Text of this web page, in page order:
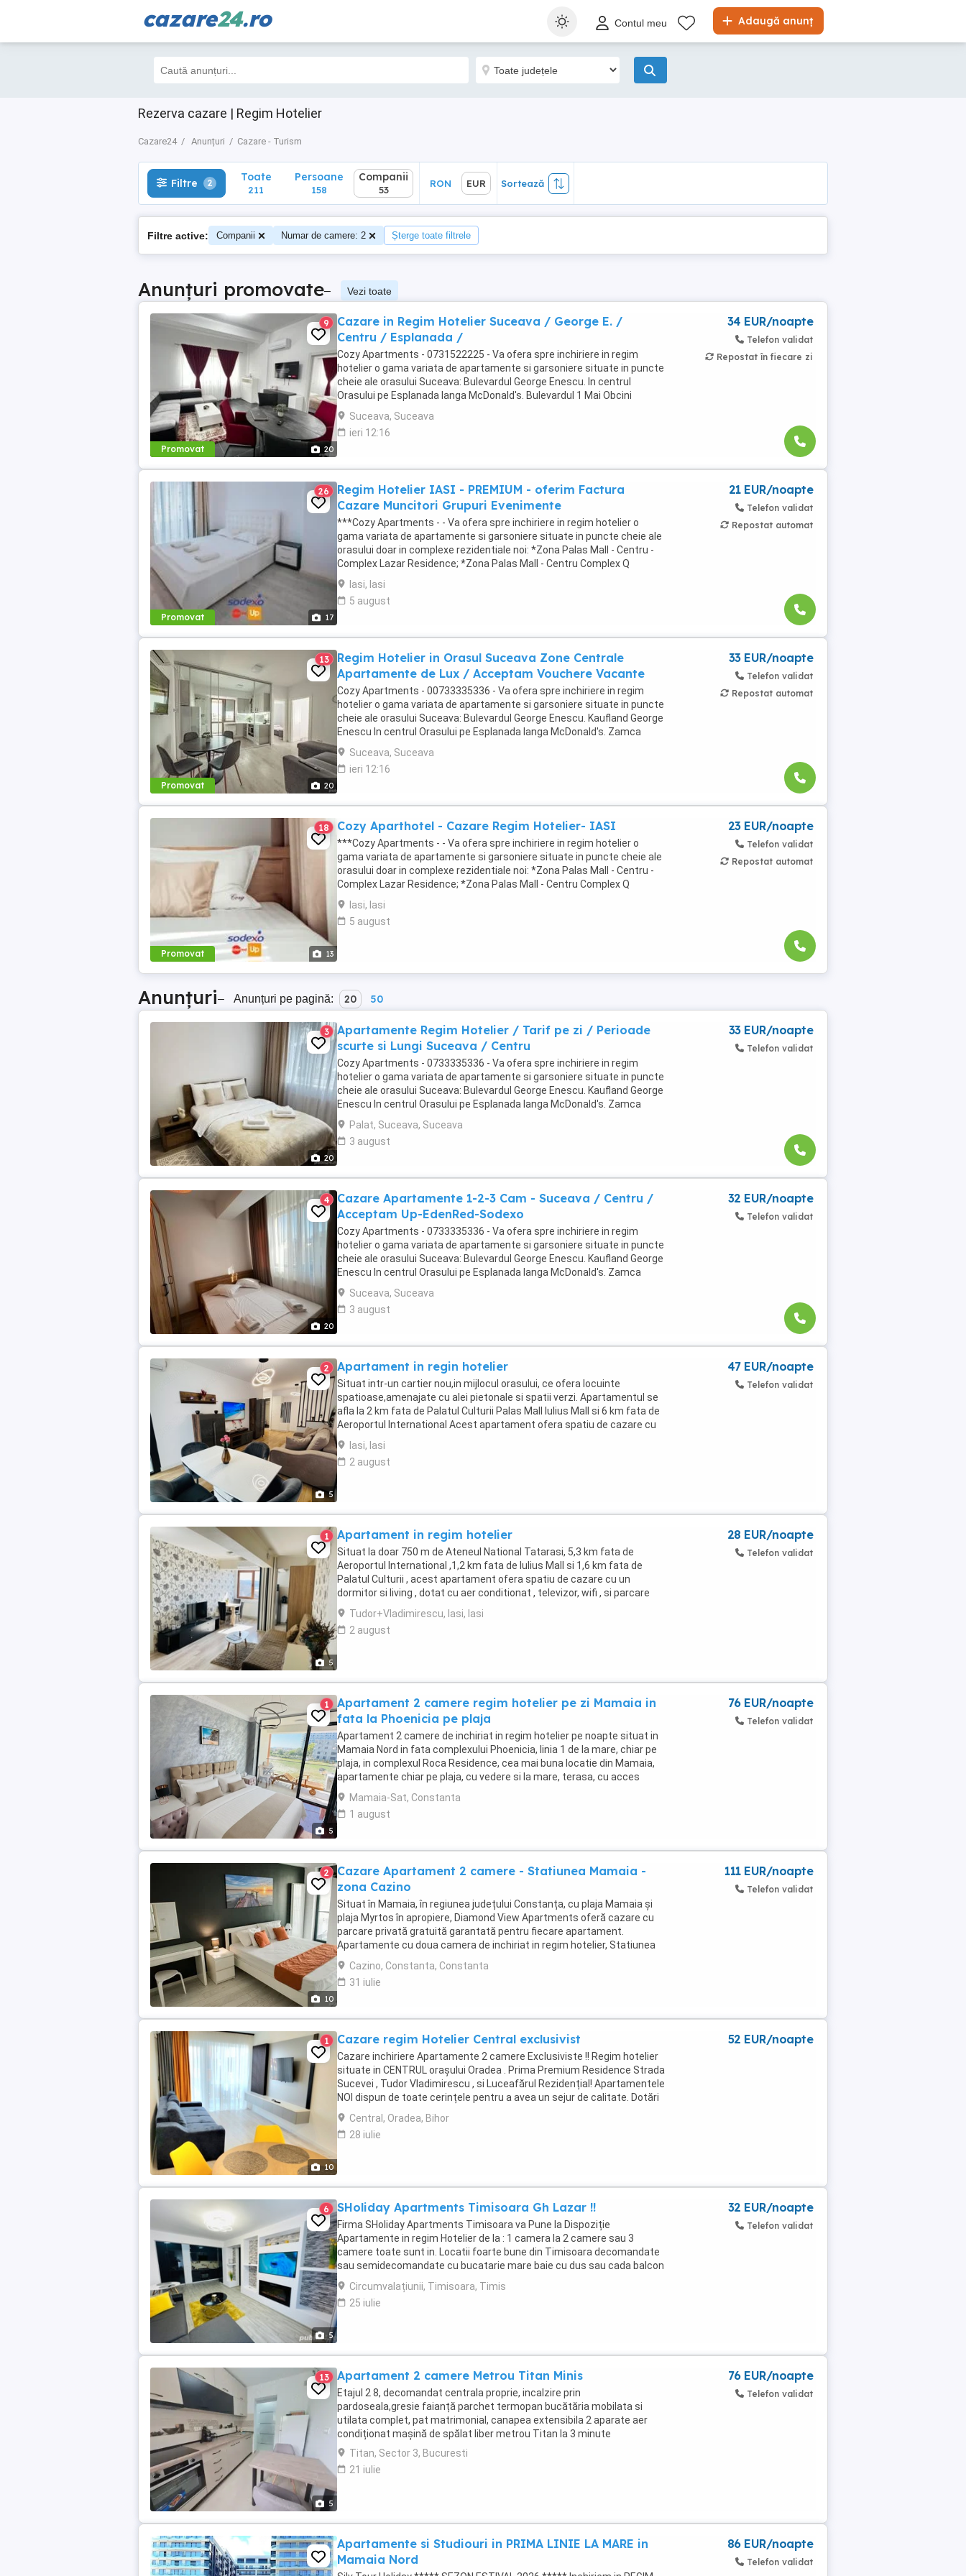
cazare24.ro Adaugă anunț
Contul meu
Rezerva cazare | Regim Hotelier
Cazare24 Anunțuri Cazare - Turism
Filtre 2 Toate
211
Filtre 2 Toate
211
Persoane
158
Companii
53
RON EUR Sortează
Filtre active: Companii Numar de camere: 2 Șterge toate filtrele
Anunțuri promovate– Vezi toate
Promovat 20
9
Cazare in Regim Hotelier Suceava / George E. /
Centru / Esplanada /
Cozy Apartments - 0731522225 - Va ofera spre inchiriere in regim
hotelier o gama variata de apartamente si garsoniere situate in puncte
cheie ale orasului Suceava: Bulevardul George Enescu. In centrul
Orasului pe Esplanada langa McDonald's. Bulevardul 1 Mai Obcini
Zamca Burdujeni Ipotesti Pentru ...
Suceava, Suceava
ieri 12:16
34 EUR/noapte
Telefon validat
Repostat în fiecare zi
Promovat 17
26
Regim Hotelier IASI - PREMIUM - oferim Factura
Cazare Muncitori Grupuri Evenimente
***Cozy Apartments - - Va ofera spre inchiriere in regim hotelier o
gama variata de apartamente si garsoniere situate in puncte cheie ale
orasului doar in complexe rezidentiale noi: *Zona Palas Mall - Centru -
Complex Lazar Residence; *Zona Palas Mall - Centru Complex Q
Residence; *Zona Palas Mall - ...
Iasi, Iasi
5 august
21 EUR/noapte
Telefon validat
Repostat automat
Promovat 20
13
Regim Hotelier in Orasul Suceava Zone Centrale
Apartamente de Lux / Acceptam Vouchere Vacante
Cozy Apartments - 00733335336 - Va ofera spre inchiriere in regim
hotelier o gama variata de apartamente si garsoniere situate in puncte
cheie ale orasului Suceava: Bulevardul George Enescu. Kaufland George
Enescu In centrul Orasului pe Esplanada langa McDonald's. Zamca
Bulevardul 1 Mai Obcini ...
Suceava, Suceava
ieri 12:16
33 EUR/noapte
Telefon validat
Repostat automat
Promovat 13
18 Cozy Aparthotel - Cazare Regim Hotelier- IASI
***Cozy Apartments - - Va ofera spre inchiriere in regim hotelier o
gama variata de apartamente si garsoniere situate in puncte cheie ale
orasului doar in complexe rezidentiale noi: *Zona Palas Mall - Centru -
Complex Lazar Residence; *Zona Palas Mall - Centru Complex Q
Residence; *Zona Palas Mall - ...
Iasi, Iasi
5 august
23 EUR/noapte
Telefon validat
Repostat automat
Anunțuri– Anunțuri pe pagină: 20 50
20
3
Apartamente Regim Hotelier / Tarif pe zi / Perioade
scurte si Lungi Suceava / Centru
Cozy Apartments - 0733335336 - Va ofera spre inchiriere in regim
hotelier o gama variata de apartamente si garsoniere situate in puncte
cheie ale orasului Suceava: Bulevardul George Enescu. Kaufland George
Enescu In centrul Orasului pe Esplanada langa McDonald's. Zamca
Bulevardul 1 Mai Obcini Bulevardul ...
Palat, Suceava, Suceava
3 august
33 EUR/noapte
Telefon validat
20
4
Cazare Apartamente 1-2-3 Cam - Suceava / Centru /
Acceptam Up-EdenRed-Sodexo
Cozy Apartments - 0733335336 - Va ofera spre inchiriere in regim
hotelier o gama variata de apartamente si garsoniere situate in puncte
cheie ale orasului Suceava: Bulevardul George Enescu. Kaufland George
Enescu In centrul Orasului pe Esplanada langa McDonald's. Zamca
Bulevardul 1 Mai Obcini Bulevardul ...
Suceava, Suceava
3 august
32 EUR/noapte
Telefon validat
5
2 Apartament in regin hotelier
Situat intr-un cartier nou,in mijlocul orasului, ce ofera locuinte
spatioase,amenajate cu alei pietonale si spatii verzi. Apartamentul se
afla la 2 km fata de Palatul Culturii Palas Mall Iulius Mall si 6 km fata de
Aeroportul International Acest apartament ofera spatiu de cazare cu
un dormitor ...
Iasi, Iasi
2 august
47 EUR/noapte
Telefon validat
5
1 Apartament in regim hotelier
Situat la doar 750 m de Ateneul National Tatarasi, 5,3 km fata de
Aeroportul International ,1,2 km fata de Iulius Mall si 1,6 km fata de
Palatul Culturii , acest apartament ofera spatiu de cazare cu un
dormitor si living , dotat cu aer conditionat , televizor, wifi , si parcare
privata. Unitatea are ...
Tudor+Vladimirescu, Iasi, Iasi
2 august
28 EUR/noapte
Telefon validat
5
1
Apartament 2 camere regim hotelier pe zi Mamaia in
fata la Phoenicia pe plaja
Apartament 2 camere de inchiriat in regim hotelier pe noapte situat in
Mamaia Nord in fata complexului Phoenicia, linia 1 de la mare, chiar pe
plaja, in complexul Roca Residence, cea mai buna locatie din Mamaia,
apartamente chiar pe plaja, cu vedere si la mare, terasa, cu acces
direct la plaja Phoenicia. ...
Mamaia-Sat, Constanta
1 august
76 EUR/noapte
Telefon validat
10
2
Cazare Apartament 2 camere - Statiunea Mamaia -
zona Cazino
Situat în Mamaia, în regiunea județului Constanța, cu plaja Mamaia și
plaja Myrtos în apropiere, Diamond View Apartments oferă cazare cu
parcare privată gratuită garantată pentru fiecare apartament.
Apartamente cu doua camera de inchiriat in regim hotelier, Statiunea
Mamaia - zona Cazino. Apartamentele ...
Cazino, Constanta, Constanta
31 iulie
111 EUR/noapte
Telefon validat
10
1 Cazare regim Hotelier Central exclusivist
Cazare inchiriere Apartamente 2 camere Exclusiviste !! Regim hotelier
situate in CENTRUL orașului Oradea . Prima Premium Residence Strada
Sucevei , Tudor Vladimirescu , si Luceafărul Rezidențial! Apartamentele
NOI dispun de toate cerințele pentru a avea un sejur de calitate. Dotări
la cele mai inalte ...
Central, Oradea, Bihor
28 iulie
52 EUR/noapte
5
6 SHoliday Apartments Timisoara Gh Lazar !!
Firma SHoliday Apartments Timisoara va Pune la Dispoziție
Apartamente in regim Hotelier de la : 1 camera la 2 camere sau 3
camere toate sunt in. Locatii foarte bune din Timisoara decomandate
sau semidecomandate cu bucatarie mare baie cu dus sau cada balcon
hol etc.. depide de locatie va ...
Circumvalațiunii, Timisoara, Timis
25 iulie
32 EUR/noapte
Telefon validat
5
13 Apartament 2 camere Metrou Titan Minis
Etajul 2 8, decomandat centrala proprie, incalzire prin
pardoseala,gresie faianță parchet termopan bucătăria mobilata si
utilata complet, pat matrimonial, canapea extensibila 2 aparate aer
condiționat mașină de spălat liber metrou Titan la 3 minute
Titan, Sector 3, Bucuresti
21 iulie
76 EUR/noapte
Telefon validat
Apartamente si Studiouri in PRIMA LINIE LA MARE in
Mamaia Nord
86 EUR/noapte
Telefon validat